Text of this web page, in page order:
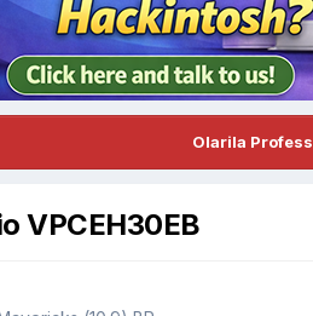
Olarila
VPCEH30EB